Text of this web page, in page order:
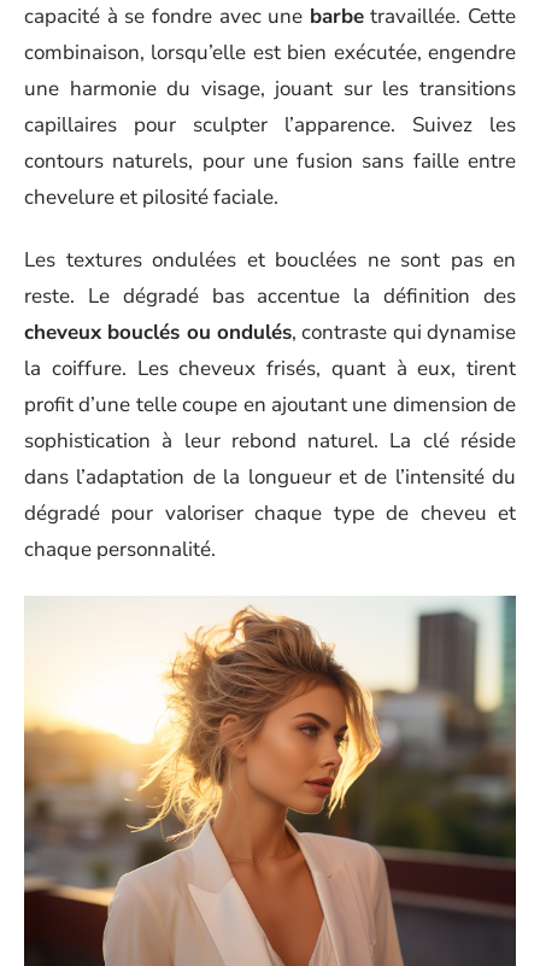
capacité à se fondre avec une barbetravaillée. Cette
combinaison, lorsqu’elle est bien exécutée, engendre
une harmonie du visage, jouant sur les transitions
capillaires pour sculpter l’apparence. Suivez les
contours naturels, pour une fusion sans faille entre
chevelure et pilosité faciale.
Les textures ondulées et bouclées ne sont pas en
reste. Le dégradé bas accentue la définition des
cheveux bouclés ou ondulés, contraste qui dynamise
la coiffure. Les cheveux frisés, quant à eux, tirent
profit d’une telle coupe en ajoutant une dimension de
sophistication à leur rebond naturel. La clé réside
dans l’adaptation de la longueur et de l’intensité du
dégradé pour valoriser chaque type de cheveu et
chaque personnalité.